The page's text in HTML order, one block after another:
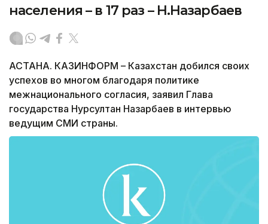
населения – в 17 раз – Н.Назарбаев
АСТАНА. КАЗИНФОРМ – Казахстан добился своих
успехов во многом благодаря политике
межнационального согласия, заявил Глава
государства Нурсултан Назарбаев в интервью
ведущим СМИ страны.